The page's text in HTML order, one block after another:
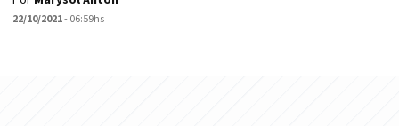
22/10/2021- 06:59hs